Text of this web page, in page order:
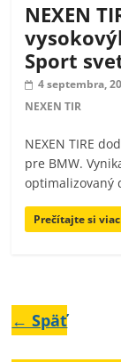
NEXEN
Sport
4 septembra,
NEXEN TIR
NEXEN TIRE
pre BMW.
optimalizovaný
Prečítajte si viac
← Späť